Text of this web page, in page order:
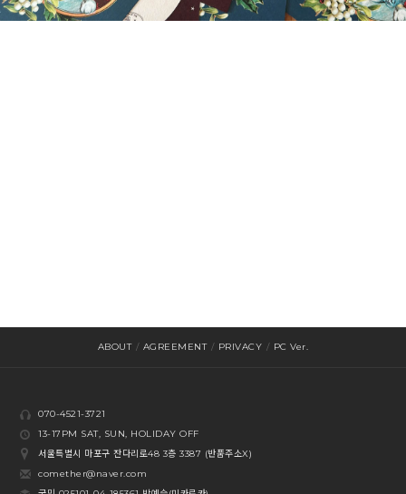
ABOUT / AGREEMENT / PRIVACY / PC Ver.
070-4521-3721
13-17PM SAT, SUN, HOLIDAY OFF
서울특별시 마포구 잔다리로48 3층 3387 (반품주소X)
comether@naver.com